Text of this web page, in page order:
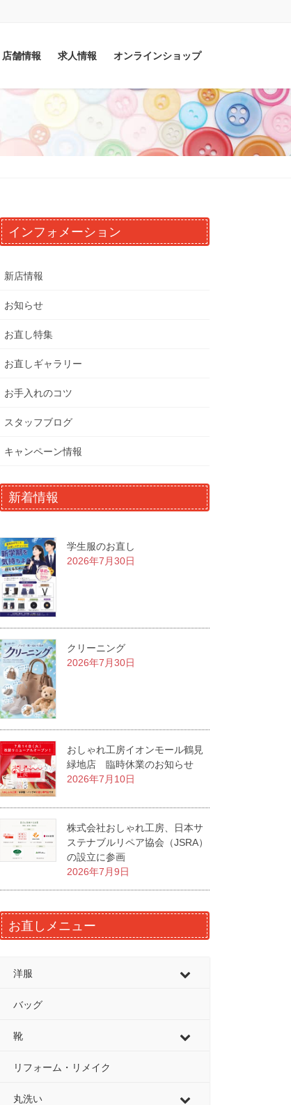
店舗情報 求人情報 オンラインショップ
インフォメーション
新店情報
お知らせ
お直し特集
お直しギャラリー
お手入れのコツ
スタッフブログ
キャンペーン情報
新着情報
学生服のお直し
2026年7月30日
クリーニング
2026年7月30日
おしゃれ工房イオンモール鶴見
緑地店 臨時休業のお知らせ
2026年7月10日
株式会社おしゃれ工房、日本サ
ステナブルリペア協会（JSRA）
の設立に参画
2026年7月9日
お直しメニュー
洋服
バッグ
靴
リフォーム・リメイク
丸洗い